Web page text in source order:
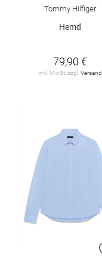
Tommy Hilfiger
Hemd
79,90 €
inkl. MwSt. zzgl. Versand